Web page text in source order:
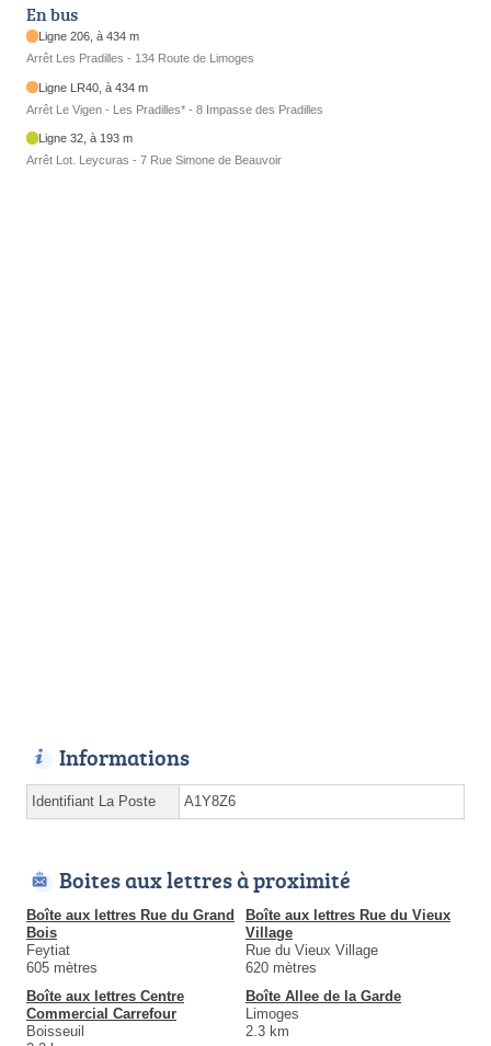
En bus
Ligne 206, à 434 m
Arrêt Les Pradilles - 134 Route de Limoges
Ligne LR40, à 434 m
Arrêt Le Vigen - Les Pradilles* - 8 Impasse des Pradilles
Ligne 32, à 193 m
Arrêt Lot. Leycuras - 7 Rue Simone de Beauvoir
Informations
Identifiant La Poste A1Y8Z6
Boites aux lettres à proximité
Boîte aux lettres Rue du Grand
Bois
Feytiat
605 mètres
Boîte aux lettres Rue du Vieux
Village
Rue du Vieux Village
620 mètres
Boîte aux lettres Centre
Commercial Carrefour
Boisseuil
Boîte Allee de la Garde
Limoges
2.3 km